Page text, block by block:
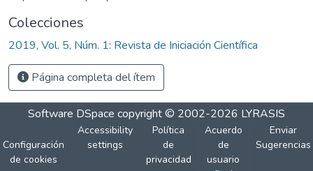
Colecciones
2019, Vol. 5, Núm. 1: Revista de Iniciación Científica
Página completa del ítem
Software DSpace copyright © 2002-2026 LYRASIS
Configuración
de cookies
Accessibility
settings
Política
de
privacidad
Acuerdo
de
usuario
Enviar
Sugerencias